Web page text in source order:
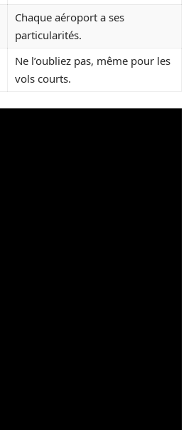
Chaque aéroport a ses
particularités.
Ne l’oubliez pas, même pour les
vols courts.